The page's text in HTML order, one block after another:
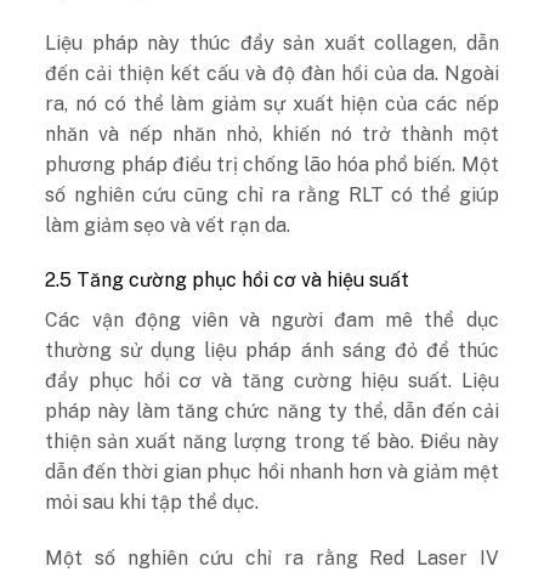
Liệu pháp này thúc đẩy sản xuất collagen, dẫn
đến cải thiện kết cấu và độ đàn hồi của da. Ngoài
ra, nó có thể làm giảm sự xuất hiện của các nếp
nhăn và nếp nhăn nhỏ, khiến nó trở thành một
phương pháp điều trị chống lão hóa phổ biến. Một
số nghiên cứu cũng chỉ ra rằng RLT có thể giúp
làm giảm sẹo và vết rạn da.
2.5 Tăng cường phục hồi cơ và hiệu suất
Các vận động viên và người đam mê thể dục
thường sử dụng liệu pháp ánh sáng đỏ để thúc
đẩy phục hồi cơ và tăng cường hiệu suất. Liệu
pháp này làm tăng chức năng ty thể, dẫn đến cải
thiện sản xuất năng lượng trong tế bào. Điều này
dẫn đến thời gian phục hồi nhanh hơn và giảm mệt
mỏi sau khi tập thể dục.
Một số nghiên cứu chỉ ra rằng Red Laser IV